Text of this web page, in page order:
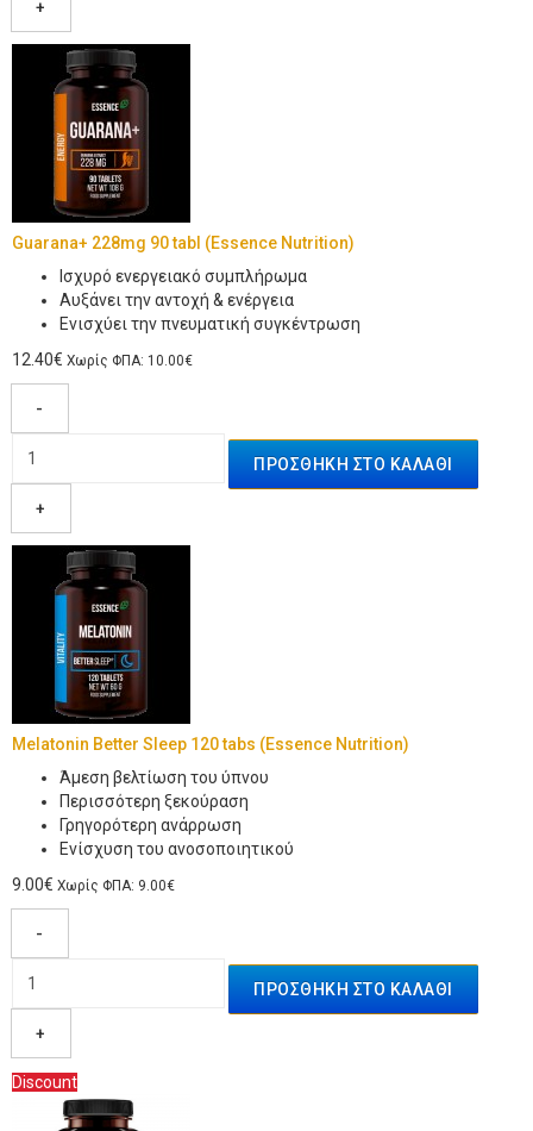
+
Guarana+ 228mg 90 tabl (Essence Nutrition)
Iσχυρό ενεργειακό συμπλήρωμα
Αυξάνει την αντοχή & ενέργεια
Ενισχύει την πνευματική συγκέντρωση
12.40€ Χωρίς ΦΠΑ: 10.00€
-
+
Melatonin Better Sleep 120 tabs (Essence Nutrition)
Άμεση βελτίωση του ύπνου
Περισσότερη ξεκούραση
Γρηγορότερη ανάρρωση
Ενίσχυση του ανοσοποιητικού
9.00€ Χωρίς ΦΠΑ: 9.00€
-
+
Discount